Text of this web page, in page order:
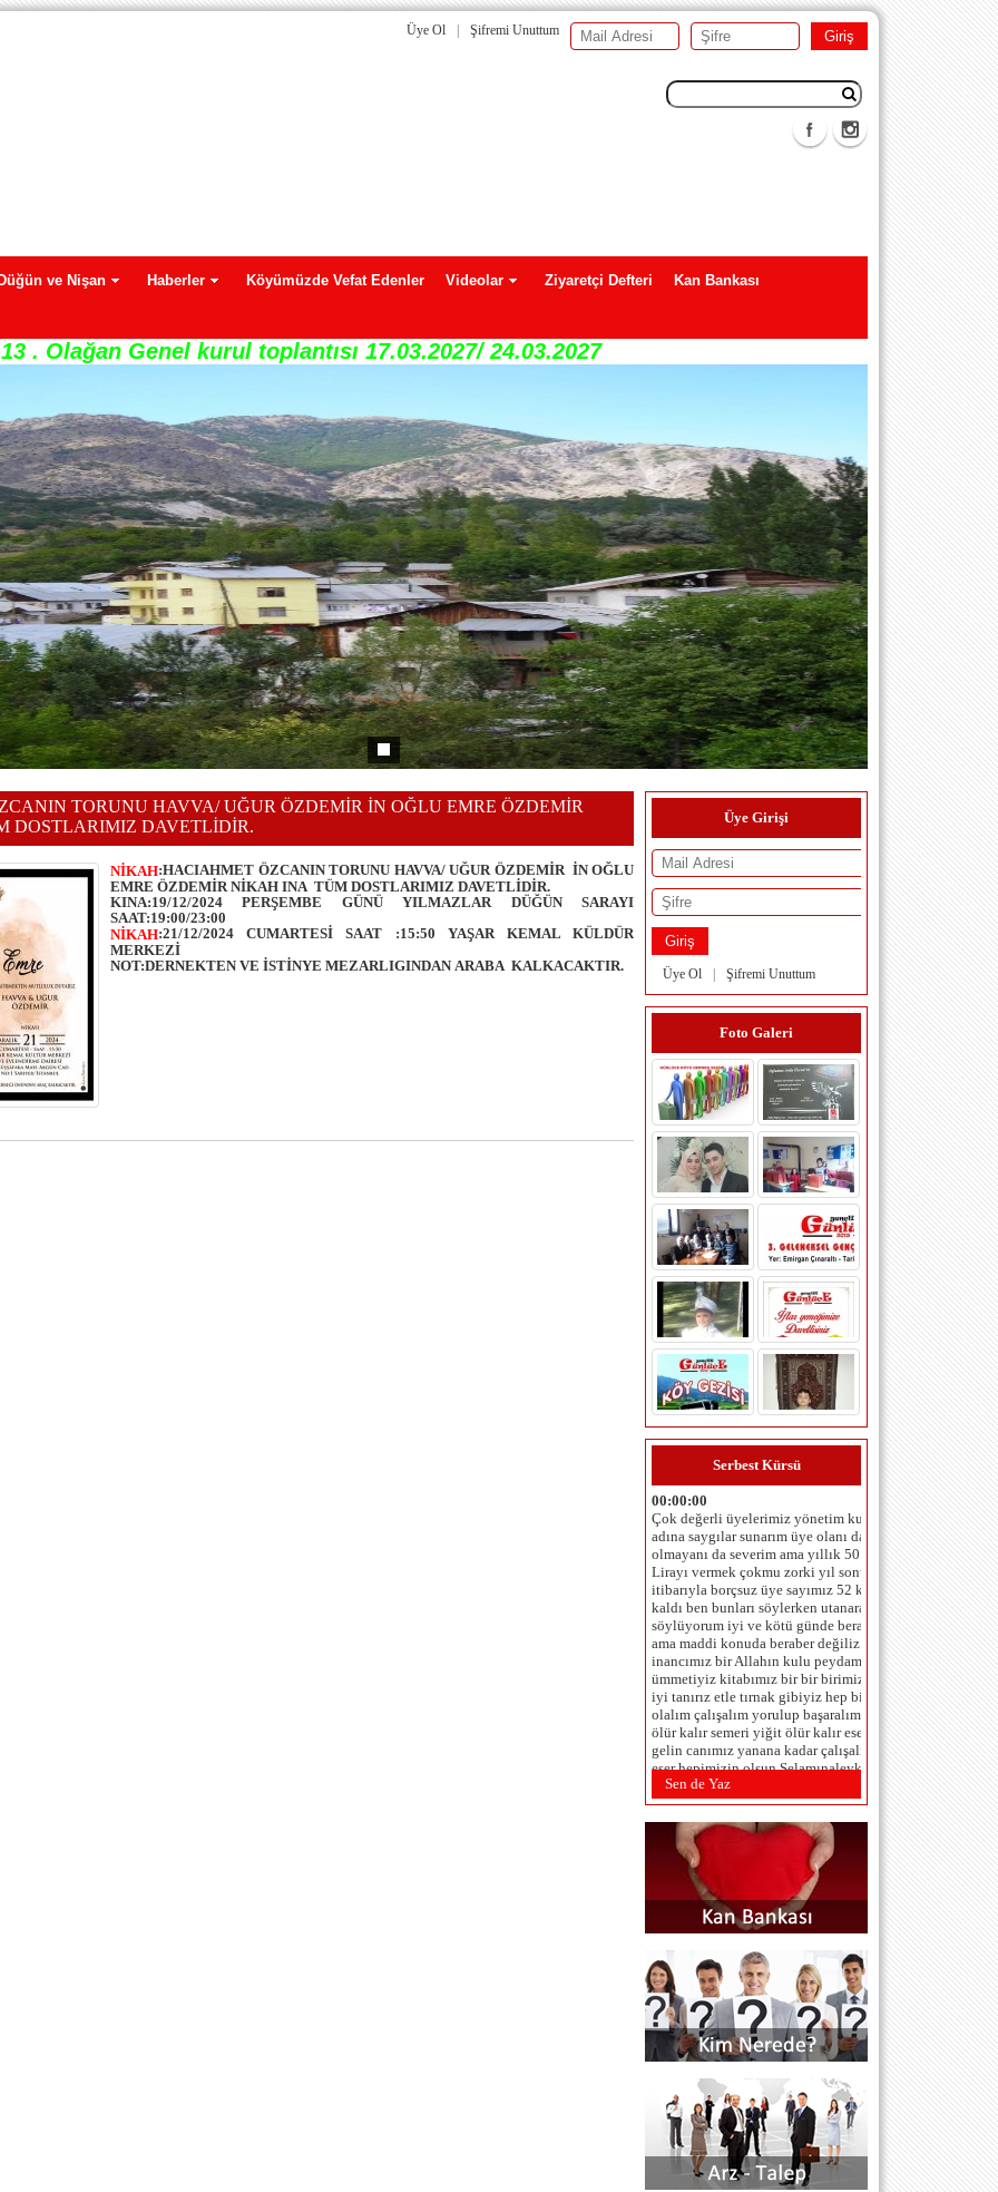
Şifremi Unuttum
Üye Ol
Düğün ve Nişan Haberler Köyümüzde Vefat Edenler Videolar Ziyaretçi Defteri
Kan Bankası
. Olağan Genel kurul toplantısı 17.03.2027/ 24.03.2027
TORUNU HAVVA/ UĞUR ÖZDEMİR İN OĞLU EMRE ÖZDEMİR
DOSTLARIMIZ DAVETLİDİR.
NİKAH:HACIAHMET ÖZCANIN TORUNU HAVVA/ UĞUR ÖZDEMİR İN OĞLU
EMRE ÖZDEMİR NİKAH INA TÜM DOSTLARIMIZ DAVETLİDİR.
KINA:19/12/2024 PERŞEMBE GÜNÜ YILMAZLAR DÜĞÜN SARAYI
SAAT:19:00/23:00
NİKAH:21/12/2024 CUMARTESİ SAAT :15:50 YAŞAR KEMAL KÜLDÜR
MERKEZİ
NOT:DERNEKTEN VE İSTİNYE MEZARLIGINDAN ARABA KALKACAKTIR.
Üye Girişi
Şifremi Unuttum
Üye Ol
Foto Galeri
Serbest Kürsü
ersan yılmaz (istanbul maltepe) -
17.3.2015 00:00:00
slm üyeliğim kabul olmadı tanıdıkmı
bulmak laım
şerif özcan (istanbul) - 24.2.2013
Çok değerli üyelerimiz yönetim kurulu
adına saygılar sunarım üye olanı da
olmayanı da severim ama yıllık 50
Lirayı vermek çokmu zorki yıl sonu
itibarıyla borçsuz üye sayımız 52 kişi de
kaldı ben bunları söylerken utanarak
söylüyorum iyi ve kötü günde beraberiz
ama maddi konuda beraber değiliz
inancımız bir Allahın kulu peydamberin
ümmetiyiz kitabımız bir bir birimizi çok
iyi tanırız etle tırnak gibiyiz hep bir
olalım çalışalım yorulup başaralım at
ölür kalır semeri yiğit ölür kalır eseri
gelin canımız yanana kadar çalışalım ki
eser hepimizin olsun Selamınaleyküm
Allaha emanet olun.
TAHSİN ÇAM (BEŞİKTAŞ
Saygı değer yeni Dernek Yönetim
Kureulu:Seçilmeniz dolaysıla 3 yıl
içinde ,projelerinz,proğramınız,büççe
tahminlerinizi ve yapmanız gereken
hedeflerinizi srbes kürsüde belitmenizi
rica ediyoruz.Tahsin ÇAM
hoas_ahmet@hotmail.com (istanbul
sarıyer r paşa) - 24.2.2012 00:00:00
...SAYGIYLA... ...SELAMLAR...
...H.O.A.S... GİDER OLDUM ARTIK
BENDE BU DÜNYADAN ZAMAN
AZALDI SEVGİM KABARDI NE
UNUTULDUM NE UNUTUM HEP
SEVDİM KOLLADIM KORUMAK İÇİN
KOVALANDIM GÖZÜM HEP ARKADA
GÖNLÜM ÖLEN HAKLARDA SÖZÜM
HAKKI TANIMAYANLARA YA
OLALIM EFENDİ YADA OLALIM HEP
SERSERİ.
.................................................................BEN
Sen de Yaz